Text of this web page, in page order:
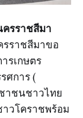
รราชสีมา
รราชสีมาขอ
รเกษตร
ศการ (
าชนชาวไทย
วโคราชพร้อม